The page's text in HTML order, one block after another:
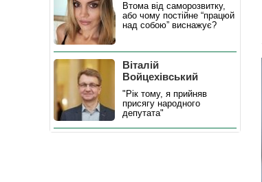
Втома від саморозвитку,
або чому постійне “працюй
над собою” виснажує?
Віталій
Войцехівський
"Рік тому, я прийняв
присягу народного
депутата"